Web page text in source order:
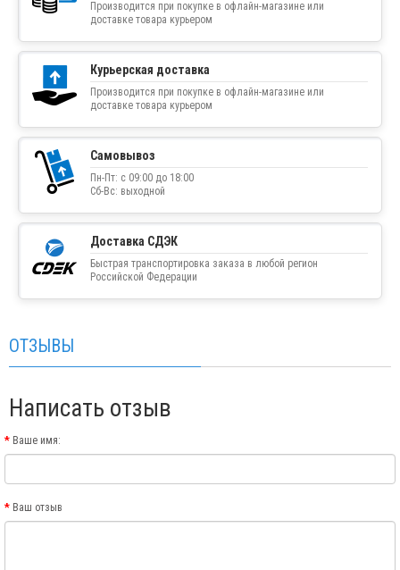
Производится при покупке в офлайн-магазине или
доставке товара курьером
Курьерская доставка
Производится при покупке в офлайн-магазине или
доставке товара курьером
Самовывоз
Пн-Пт: с 09:00 до 18:00
Сб-Вс: выходной
Доставка СДЭК
Быстрая транспортировка заказа в любой регион
Российской Федерации
ОТЗЫВЫ
Написать отзыв
Ваше имя:
Ваш отзыв